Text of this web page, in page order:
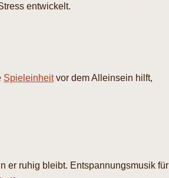
entwickelt.
Spieleinheitvor dem Alleinsein hilft,
er ruhig bleibt. Entspannungsmusik für